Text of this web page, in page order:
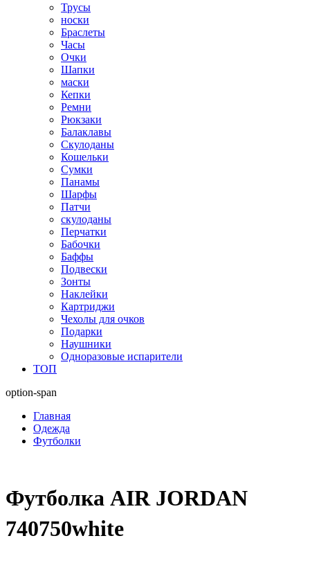
Трусы
носки
Браслеты
Часы
Очки
Шапки
маски
Кепки
Ремни
Рюкзаки
Балаклавы
Скулоданы
Кошельки
Сумки
Панамы
Шарфы
Патчи
скулоданы
Перчатки
Бабочки
Баффы
Подвески
Зонты
Наклейки
Картриджи
Чехолы для очков
Подарки
Наушники
Одноразовые испарители
ТОП
option-span
Главная
Одежда
Футболки
Футболка AIR JORDAN
740750white